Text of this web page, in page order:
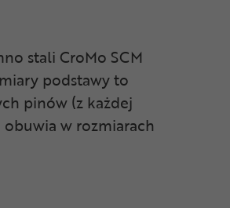
stali CroMo SCM
podstawy to
pinów (z każdej
w rozmiarach